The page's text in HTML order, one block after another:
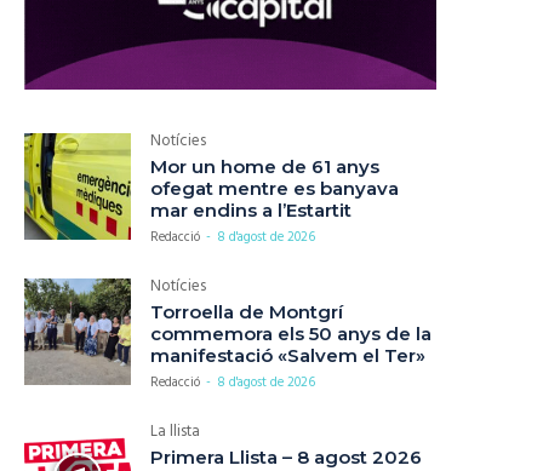
Notícies
Mor un home de 61 anys
ofegat mentre es banyava
mar endins a l’Estartit
Redacció - 8 d'agost de 2026
Notícies
Torroella de Montgrí
commemora els 50 anys de la
manifestació «Salvem el Ter»
Redacció - 8 d'agost de 2026
La llista
Primera Llista – 8 agost 2026